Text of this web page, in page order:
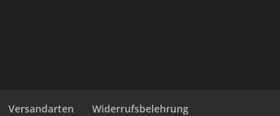
Versandarten Widerrufsbelehrung